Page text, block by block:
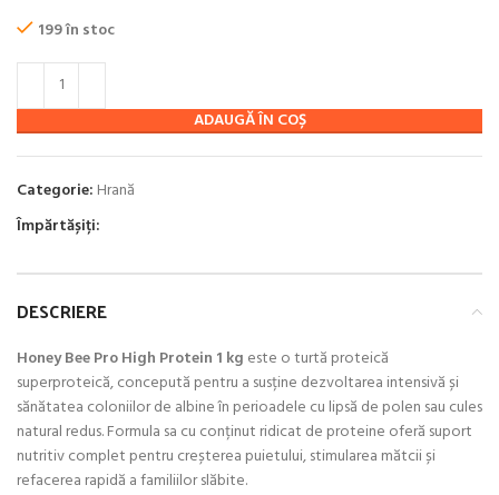
199 în stoc
ADAUGĂ ÎN COȘ
Categorie: Hrană
Împărtășiți:
DESCRIERE
Honey Bee Pro High Protein 1 kg este o turtă proteică
superproteică, concepută pentru a susține dezvoltarea intensivă și
sănătatea coloniilor de albine în perioadele cu lipsă de polen sau cules
natural redus. Formula sa cu conținut ridicat de proteine oferă suport
nutritiv complet pentru creșterea puietului, stimularea mătcii și
refacerea rapidă a familiilor slăbite.